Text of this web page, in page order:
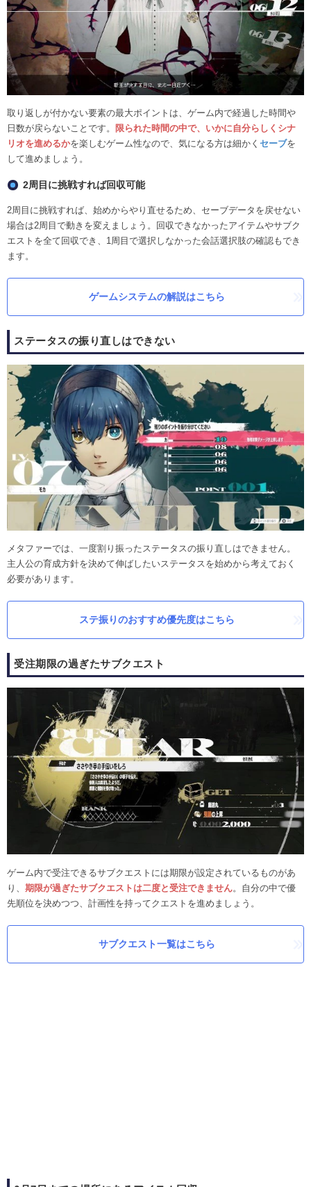
取り返しが付かない要素の最大ポイントは、ゲーム内で経過した時間や
日数が戻らないことです。
限られた時間の中で、いかに自分らしくシナ
リオを進めるかを楽しむゲーム性なので、気になる方は細かく セーブを
して進めましょう。
2周目に挑戦すれば回収可能
2周目に挑戦すれば、始めからやり直せるため、セーブデータを戻せない
場合は2周目で動きを変えましょう。回収できなかったアイテムやサブク
エストを全て回収でき、1周目で選択しなかった会話選択肢の確認もでき
ます。
ゲームシステムの解説はこちら
ステータスの振り直しはできない
メタファーでは、一度割り振ったステータスの振り直しはできません。
主人公の育成方針を決めて伸ばしたいステータスを始めから考えておく
必要があります。
ステ振りのおすすめ優先度はこちら
受注期限の過ぎたサブクエスト
ゲーム内で受注できるサブクエストには期限が設定されているものがあ
り、 期限が過ぎたサブクエストは二度と受注できません。自分の中で優
先順位を決めつつ、計画性を持ってクエストを進めましょう。
サブクエスト一覧はこちら